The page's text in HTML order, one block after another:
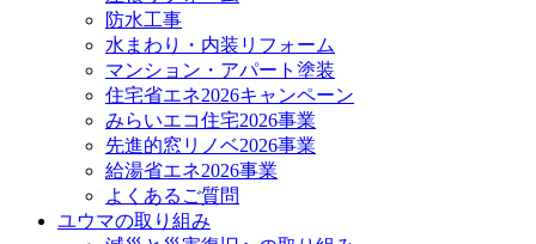
防水工事
水まわり・内装リフォーム
マンション・アパート塗装
住宅省エネ2026キャンペーン
みらいエコ住宅2026事業
先進的窓リノベ2026事業
給湯省エネ2026事業
よくあるご質問
ユウマの取り組み